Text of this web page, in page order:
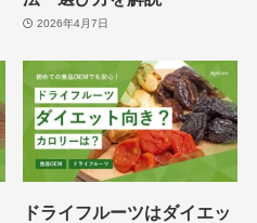
2026年4月7日
ドライフルーツはダイエッ